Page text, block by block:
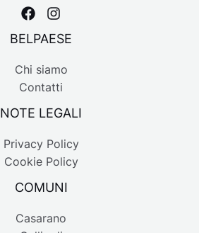
BELPAESE
Chi siamo
Contatti
NOTE LEGALI
Privacy Policy
Cookie Policy
COMUNI
Casarano